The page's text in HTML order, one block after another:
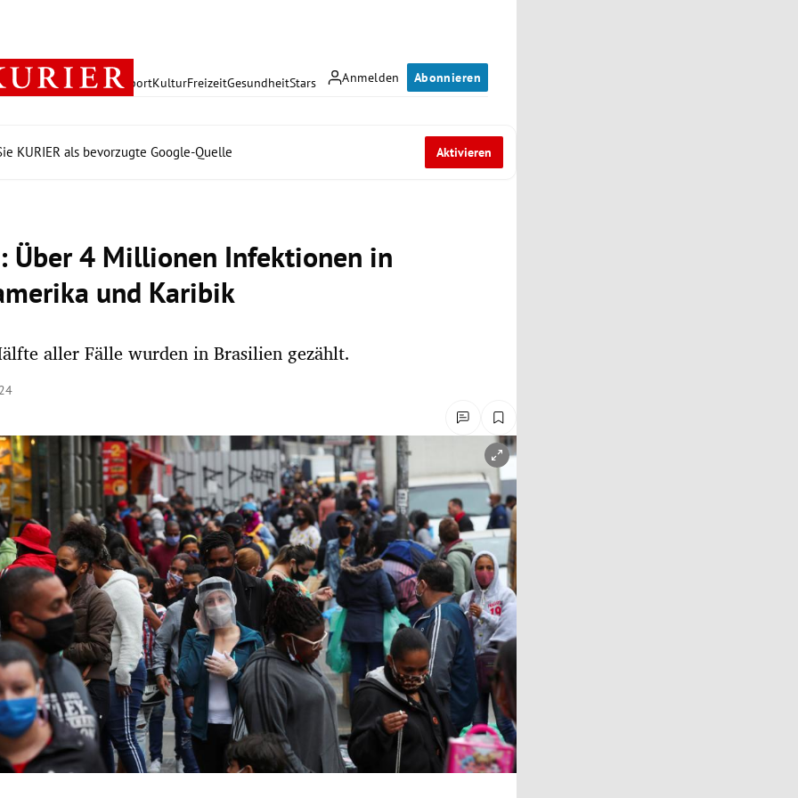
Anmelden Abonnieren
PolitikWirtschaft SportKulturFreizeitGesundheitStars
KURIER als bevorzugte Google-Quelle Aktivieren
Über 4 Millionen Infektionen in
und Karibik
aller Fälle wurden in Brasilien gezählt.
öffnen/schließen